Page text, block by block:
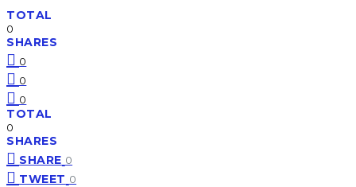
TOTAL
0
SHARES
0
0
0
TOTAL
0
SHARES
SHARE 0
TWEET 0